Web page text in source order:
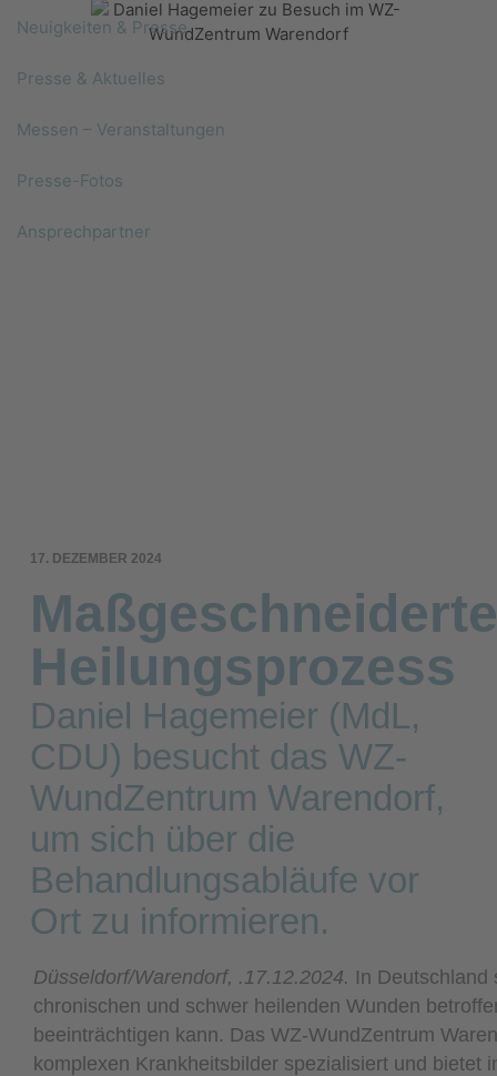
Neuigkeiten & Presse
Presse & Aktuelles
Messen – Veranstaltungen
Presse-Fotos
Ansprechpartner
17. DEZEMBER 2024
Heilungsprozess
Daniel Hagemeier (MdL,
CDU) besucht das WZ-
WundZentrum Warendorf,
um sich über die
Behandlungsabläufe vor
Ort zu informieren.
Düsseldorf/Warendorf, .17.12.2024. In Deutschland
chronischen und schwer heilenden Wunden
beeinträchtigen kann. Das WZ-WundZentrum
komplexen Krankheitsbilder spezialisiert und bietet